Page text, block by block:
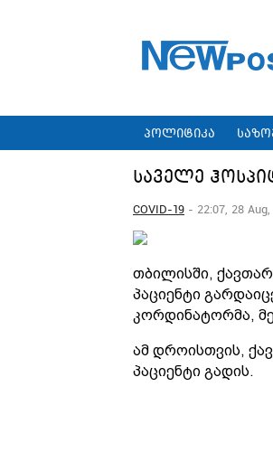
პოლიტიკა
საველე
COVID-19 - 22:07, 28
თბილისში,
პაციენტი
კორდინატორმა,
ამ დროისთვის,
პაციენტი გადის.